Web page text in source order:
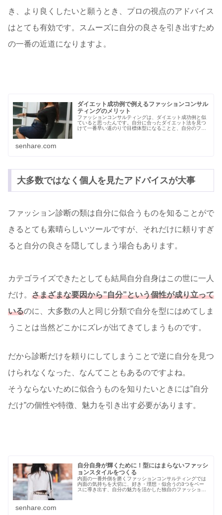
き、より良くしたいと願うとき、プロの視点のアドバイス
はとても有効です。スムーズに自分の良さを引き出すため
の一番の近道になりますよ。
ダイエット成功例で例えるファッションコンサル
ティングのメリット
ファッションコンサルティングは、ダイエット成功例と似
ていると思ったんです。自分に合ったダイエット法を見つ
けて一番早い道のりで目標体型になることと、自分のファ
senhare.com
大多数ではなく個人を見たアドバイスが大事
ファッション診断の類は自分に似合うものを知ることがで
きるとても素晴らしいツールですが、それだけに頼りすぎ
ると自分の良さを隠してしまう場合もあります。
カテゴライズできたとしても結局自分自身はこの世に一人
だけ。 さまざまな要因から”自分”という個性が成り立って
いるのに、大多数の人と同じ分類で自分を型にはめてしま
うことは当然どこかにズレが出てきてしまうものです。
だから診断だけを頼りにしてしまうことで逆に自分を見つ
けられなくなった、なんてこともあるのですよね。
そうならないために似合うものを知りたいときには”自分
だけ”の個性や特徴、魅力を引き出す必要があります。
自分自身が輝くために！型にはまらないファッシ
ョンスタイルをつくる
内面の一番外側を磨くファッションコンサルティングでは
内面の気持ちを大切に、好き・理想・似合うの3つをベー
スに導き出す、自分の魅力を活かした独自のファッション
senhare.com